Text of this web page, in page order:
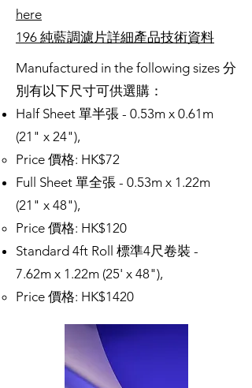
here
196 純藍調濾片詳細產品技術資料
Manufactured in the following sizes 分
別有以下尺寸可供選購：
Half Sheet 單半張 - 0.53m x 0.61m
(21" x 24"),
Price 價格: HK$72
Full Sheet 單全張 - 0.53m x 1.22m
(21" x 48"),
Price 價格: HK$120
Standard 4ft Roll 標準4尺卷裝 -
7.62m x 1.22m (25' x 48"),
Price 價格: HK$1420